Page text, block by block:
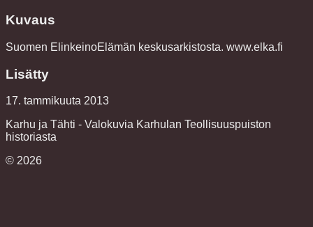
Kuvaus
Suomen ElinkeinoElämän keskusarkistosta. www.elka.fi
Lisätty
17. tammikuuta 2013
Karhu ja Tähti - Valokuvia Karhulan Teollisuuspuiston
historiasta
© 2026